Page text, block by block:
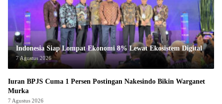
Indonesia Siap Lompat Ekonomi 8% Lewat Ekosistem Digital
7 Agustus 2026
Iuran BPJS Cuma 1 Persen Postingan Nakesindo Bikin Warganet
Murka
7 Agustus 2026